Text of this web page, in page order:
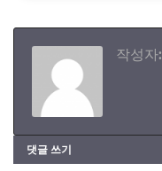
작성자:
댓글 쓰기